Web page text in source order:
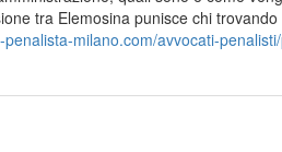
tra Elemosina punisce chi
milano.com/avvocati-